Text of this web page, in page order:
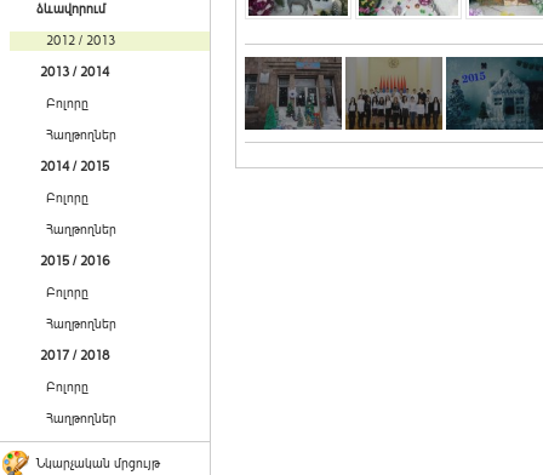
ձևավորում
2012 / 2013
2013 / 2014
Բոլորը
Հաղթողներ
2014 / 2015
Բոլորը
Հաղթողներ
2015 / 2016
Բոլորը
Հաղթողներ
2017 / 2018
Բոլորը
Հաղթողներ
Նկարչական մրցույթ